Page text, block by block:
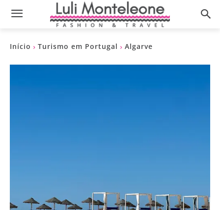
Início Turismo em Portugal Algarve